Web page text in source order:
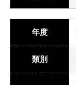
年度
類別